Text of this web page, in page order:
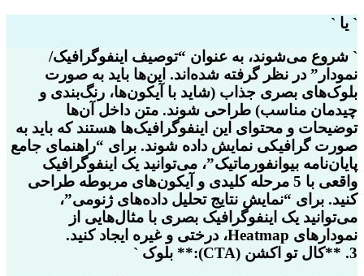
` یا `
` شروع می‌شوند، به عنوان “توصیف اینفوگرافیک/
نمودار” در نظر گرفته شده‌اند. این‌ها باید به صورت
بلوک‌های بصری جذاب (شاید با آیکون‌ها، رنگ‌بندی و
چیدمان مناسب) طراحی شوند. متن داخل آن‌ها
توضیحات و محتوای این اینفوگرافیک‌ها هستند که باید به
صورت گرافیکی نمایش داده شوند. برای “راهنمای جامع
پایان‌نامه بیوانفورماتیک”، می‌توانید یک اینفوگرافیک
واقعی با 5 مرحله کلیدی و آیکون‌های مربوطه طراحی
کنید. برای “نمایش نتایج تحلیل داده‌های ژنومی”،
می‌توانید یک اینفوگرافیک بصری با مثال‌هایی از
نمودارهای Heatmap، درختی و غیره ایجاد کنید.
3. **کال تو اکشن (CTA):** بلوک `